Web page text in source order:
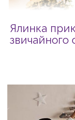
Ялинка
звичайного